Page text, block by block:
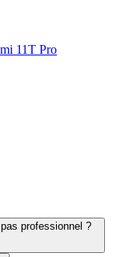
11T Pro
professionnel ?